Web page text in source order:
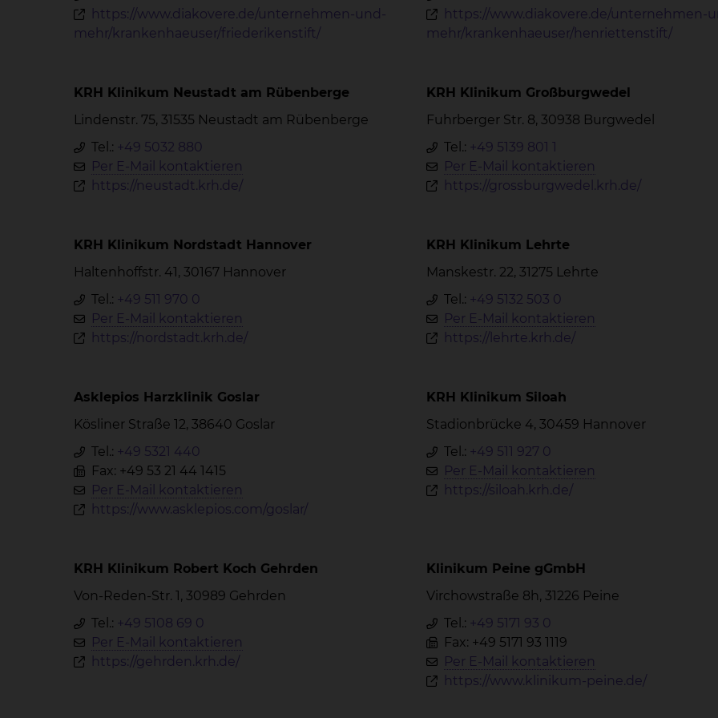
https://www.diakovere.de/unternehmen-und-
mehr/krankenhaeuser/friederikenstift/
https://www.diakovere.de/unternehmen-
mehr/krankenhaeuser/henriettenstift/
KRH Klinikum Neustadt am Rübenberge
Lindenstr. 75, 31535 Neustadt am Rübenberge
Tel.: +49 5032 880
Per E-Mail kontaktieren
https://neustadt.krh.de/
KRH Klinikum Großburgwedel
Fuhrberger Str. 8, 30938 Burgwedel
Tel.: +49 5139 801 1
Per E-Mail kontaktieren
https://grossburgwedel.krh.de/
KRH Klinikum Nordstadt Hannover
Haltenhoffstr. 41, 30167 Hannover
Tel.: +49 511 970 0
Per E-Mail kontaktieren
https://nordstadt.krh.de/
KRH Klinikum Lehrte
Manskestr. 22, 31275 Lehrte
Tel.: +49 5132 503 0
Per E-Mail kontaktieren
https://lehrte.krh.de/
Asklepios Harzklinik Goslar
Kösliner Straße 12, 38640 Goslar
Tel.: +49 5321 440
Fax: +49 53 21 44 1415
Per E-Mail kontaktieren
https://www.asklepios.com/goslar/
KRH Klinikum Siloah
Stadionbrücke 4, 30459 Hannover
Tel.: +49 511 927 0
Per E-Mail kontaktieren
https://siloah.krh.de/
KRH Klinikum Robert Koch Gehrden
Von-Reden-Str. 1, 30989 Gehrden
Tel.: +49 5108 69 0
Per E-Mail kontaktieren
https://gehrden.krh.de/
Klinikum Peine gGmbH
Virchowstraße 8h, 31226 Peine
Tel.: +49 5171 93 0
Fax: +49 5171 93 1119
Per E-Mail kontaktieren
https://www.klinikum-peine.de/